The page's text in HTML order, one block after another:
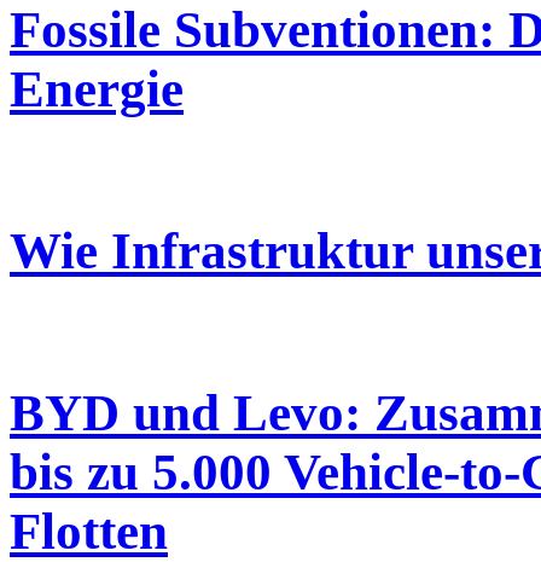
Fossile Subventionen:
Energie
Wie Infrastruktur
BYD und Levo:
bis zu 5.000 Vehicle-
Flotten